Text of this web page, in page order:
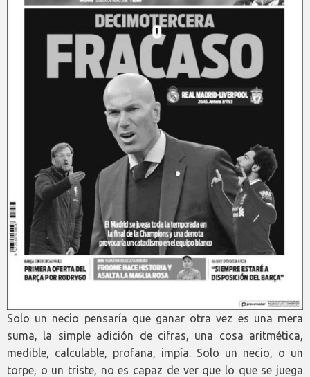
Solo un necio pensaría que ganar otra vez es una mera
suma, la simple adición de cifras, una cosa aritmética,
medible, calculable, profana, impía. Solo un necio, o un
torpe, o un triste, no es capaz de ver que lo que se juega